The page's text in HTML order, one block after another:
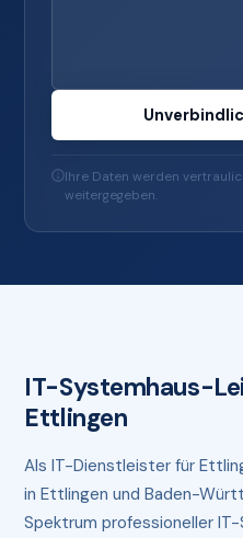
Ihre Daten werden
weitergegeben.
IT-Systemhaus-
Ettlingen
Als IT-Dienstleister für
in Ettlingen und Baden-
Spektrum professioneller